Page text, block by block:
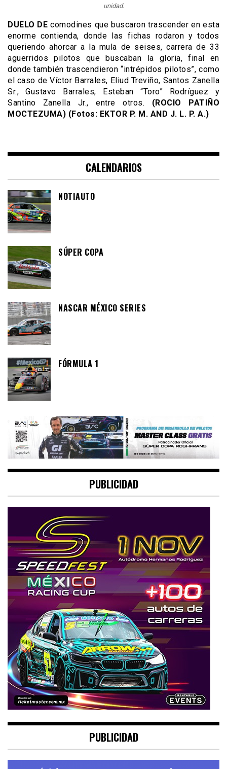
unidad.
DUELO DE comodines que buscaron trascender en esta
enorme contienda, donde las fichas rodaron y todos
queriendo ahorcar a la mula de seises, carrera de 33
aguerridos pilotos que buscaban la gloria, final en
donde también trascendieron “intrépidos pilotos”, como
el caso de Víctor Barrales, Eliud Treviño, Santos Zanella
Sr., Gustavo Barrales, Esteban “Toro” Rodríguez y
Santino Zanella Jr., entre otros. (ROCIO PATIÑO
MOCTEZUMA) (Fotos: EKTOR P. M. AND J. L. P. A.)
CALENDARIOS
NOTIAUTO
SÚPER COPA
NASCAR MÉXICO SERIES
FÓRMULA 1
PUBLICIDAD
PUBLICIDAD